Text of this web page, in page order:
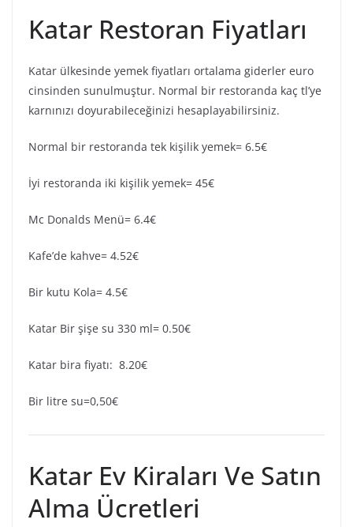
Katar Restoran Fiyatları
Katar ülkesinde yemek fiyatları ortalama giderler euro
cinsinden sunulmuştur. Normal bir restoranda kaç tl’ye
karnınızı doyurabileceğinizi hesaplayabilirsiniz.
Normal bir restoranda tek kişilik yemek= 6.5€
İyi restoranda iki kişilik yemek= 45€
Mc Donalds Menü= 6.4€
Kafe’de kahve= 4.52€
Bir kutu Kola= 4.5€
Katar Bir şişe su 330 ml= 0.50€
Katar bira fiyatı: 8.20€
Bir litre su=0,50€
Katar Ev Kiraları Ve Satın
Alma Ücretleri